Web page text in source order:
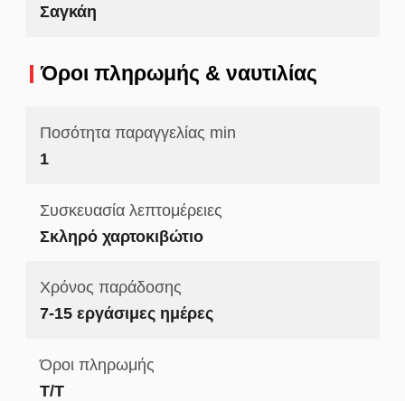
Σαγκάη
Όροι πληρωμής & ναυτιλίας
Ποσότητα παραγγελίας min
1
Συσκευασία λεπτομέρειες
Σκληρό χαρτοκιβώτιο
Χρόνος παράδοσης
7-15 εργάσιμες ημέρες
Όροι πληρωμής
T/T